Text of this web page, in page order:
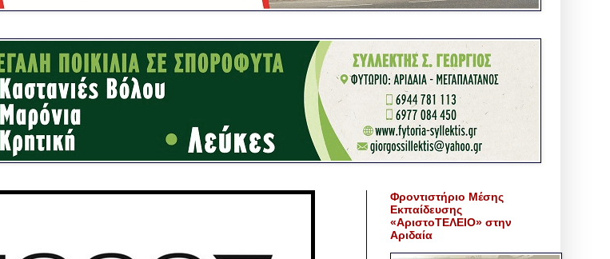
Φροντιστήριο Μέσης
Εκπαίδευσης
«ΑριστοΤΕΛΕΙΟ» στην
Αριδαία